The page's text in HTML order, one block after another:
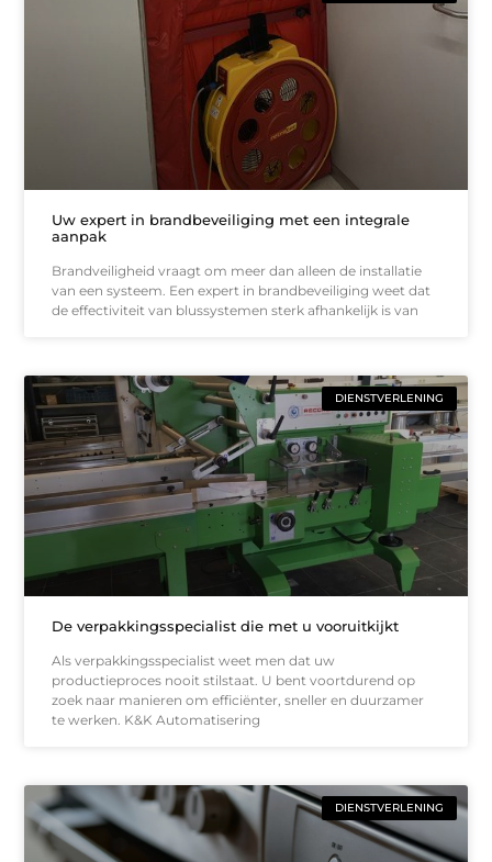
Uw expert in brandbeveiliging met een integrale
aanpak
Brandveiligheid vraagt om meer dan alleen de installatie
van een systeem. Een expert in brandbeveiliging weet dat
de effectiviteit van blussystemen sterk afhankelijk is van
DIENSTVERLENING
De verpakkingsspecialist die met u vooruitkijkt
Als verpakkingsspecialist weet men dat uw
productieproces nooit stilstaat. U bent voortdurend op
zoek naar manieren om efficiënter, sneller en duurzamer
te werken. K&K Automatisering
DIENSTVERLENING